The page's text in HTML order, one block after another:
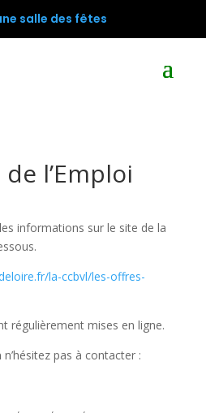
salle des fêtes
l’Emploi
informations sur le site de la
la-ccbvl/les-offres-
régulièrement mises en ligne.
pas à contacter :